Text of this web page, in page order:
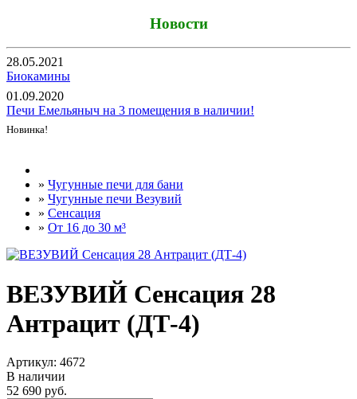
Новости
28.05.2021
Биокамины
01.09.2020
Печи Емельяныч на 3 помещения в наличии!
Новинка!
» Чугунные печи для бани
» Чугунные печи Везувий
» Сенсация
» От 16 до 30 м³
ВЕЗУВИЙ Сенсация 28
Антрацит (ДТ-4)
Артикул: 4672
В наличии
52 690 руб.